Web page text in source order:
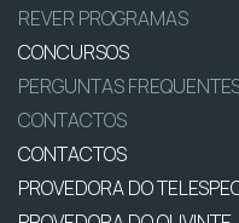
REVER PROGRAMAS
CONCURSOS
PERGUNTAS
CONTACTOS
CONTACTOS
PROVEDORA DO